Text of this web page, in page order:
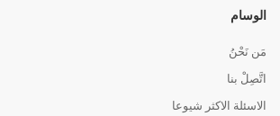
الوسام
مَن نَحْنُ
اتَّصِلْ بنا
الاسئلة الاكثر شيوعا